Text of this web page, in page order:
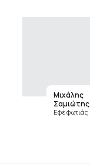
Μιχάλης
Σαμιώτης
Εφέ φωτιάς